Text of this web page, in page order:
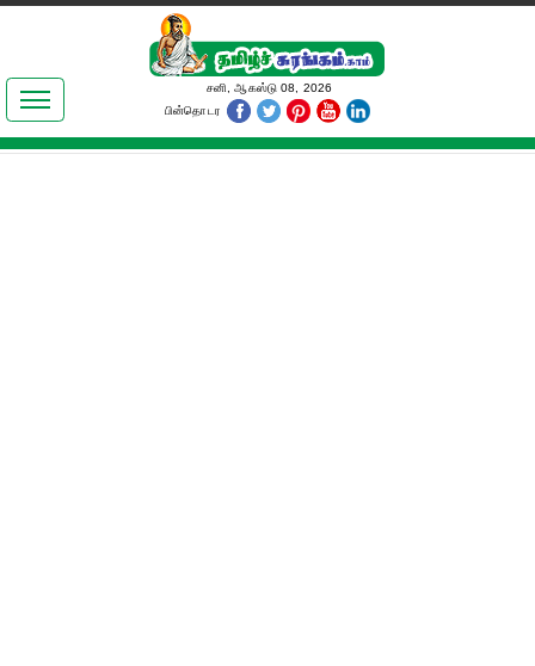
இலக்கியங்கள்
தமிழ் உலகம்
சனி, ஆகஸ்டு 08, 2026
பின்தொடர